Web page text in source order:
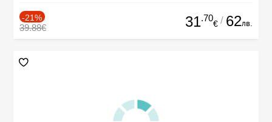
-21%
39.88€ 31.70
€ / 62лв.